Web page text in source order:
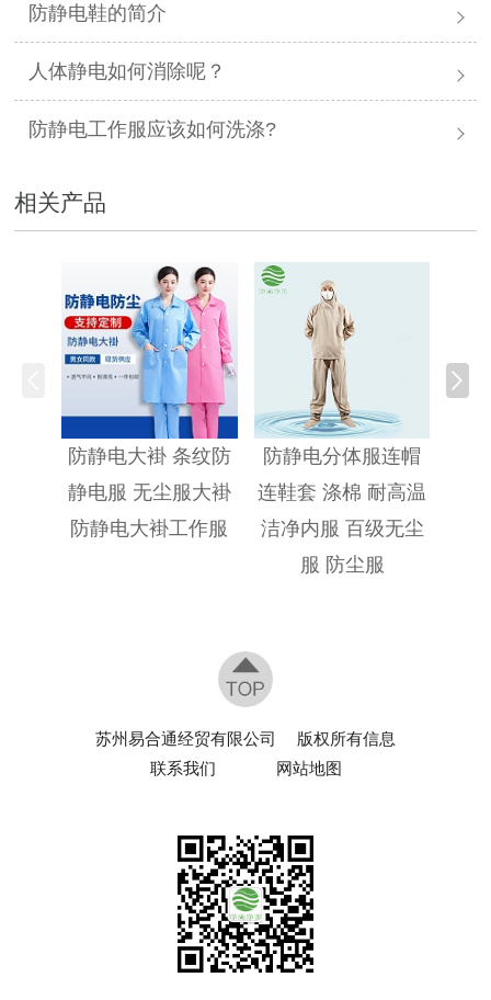
防静电鞋的简介
人体静电如何消除呢？
防静电工作服应该如何洗涤?
相关产品
防静电大褂 条纹防
静电服 无尘服大褂
防静电大褂工作服
防静电分体服连帽
连鞋套 涤棉 耐高温
洁净内服 百级无尘
服 防尘服
防
苏州易合通经贸有限公司
版权所有信息
联系我们
网站地图